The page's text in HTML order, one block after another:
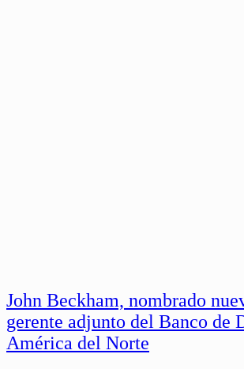
John Beckham, nombrado
gerente adjunto del Banco de
América del Norte